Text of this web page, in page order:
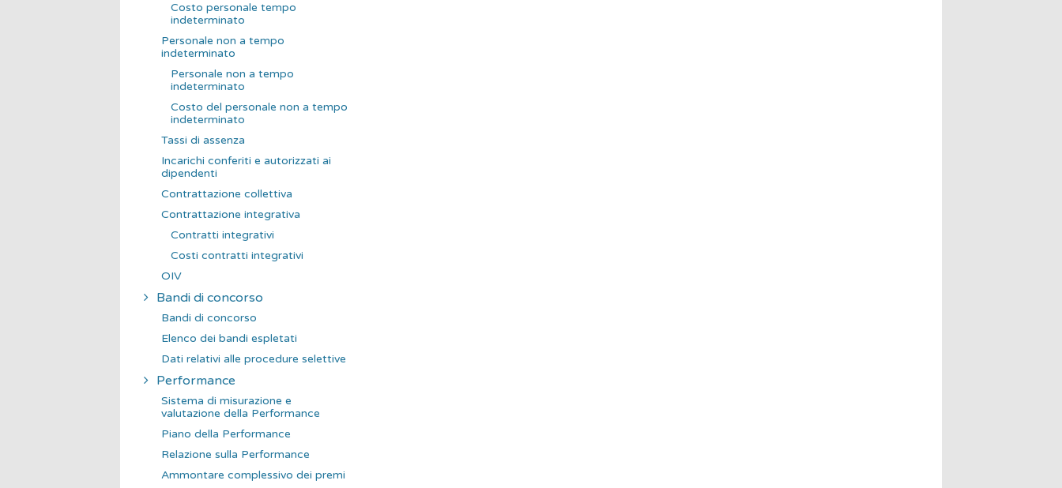
Costo personale tempo
indeterminato
Personale non a tempo
indeterminato
Personale non a tempo
indeterminato
Costo del personale non a tempo
indeterminato
Tassi di assenza
Incarichi conferiti e autorizzati ai
dipendenti
Contrattazione collettiva
Contrattazione integrativa
Contratti integrativi
Costi contratti integrativi
OIV
Bandi di concorso
Bandi di concorso
Elenco dei bandi espletati
Dati relativi alle procedure selettive
Performance
Sistema di misurazione e
valutazione della Performance
Piano della Performance
Relazione sulla Performance
Ammontare complessivo dei premi